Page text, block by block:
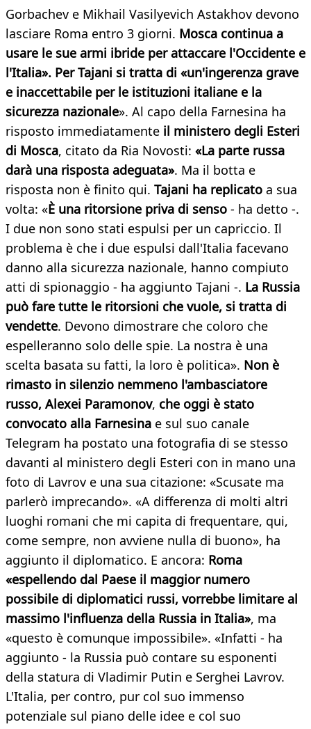
Gorbachev e Mikhail Vasilyevich Astakhov devono
lasciare Roma entro 3 giorni. Mosca continua a
usare le sue armi ibride per attaccare l'Occidente e
l'Italia». Per Tajani si tratta di «un'ingerenza grave
e inaccettabile per le istituzioni italiane e la
sicurezza nazionale». Al capo della Farnesina ha
risposto immediatamente il ministero degli Esteri
di Mosca, citato da Ria Novosti: «La parte russa
darà una risposta adeguata». Ma il botta e
risposta non è finito qui. Tajani ha replicato a sua
volta: «È una ritorsione priva di senso - ha detto -.
I due non sono stati espulsi per un capriccio. Il
problema è che i due espulsi dall'Italia facevano
danno alla sicurezza nazionale, hanno compiuto
atti di spionaggio - ha aggiunto Tajani -. La Russia
può fare tutte le ritorsioni che vuole, si tratta di
vendette. Devono dimostrare che coloro che
espelleranno solo delle spie. La nostra è una
scelta basata su fatti, la loro è politica». Non è
rimasto in silenzio nemmeno l'ambasciatore
russo, Alexei Paramonov, che oggi è stato
convocato alla Farnesina e sul suo canale
Telegram ha postato una fotografia di se stesso
davanti al ministero degli Esteri con in mano una
foto di Lavrov e una sua citazione: «Scusate ma
parlerò imprecando». «A differenza di molti altri
luoghi romani che mi capita di frequentare, qui,
come sempre, non avviene nulla di buono», ha
aggiunto il diplomatico. E ancora: Roma
«espellendo dal Paese il maggior numero
possibile di diplomatici russi, vorrebbe limitare al
massimo l'influenza della Russia in Italia», ma
«questo è comunque impossibile». «Infatti - ha
aggiunto - la Russia può contare su esponenti
della statura di Vladimir Putin e Serghei Lavrov.
L'Italia, per contro, pur col suo immenso
potenziale sul piano delle idee e col suo